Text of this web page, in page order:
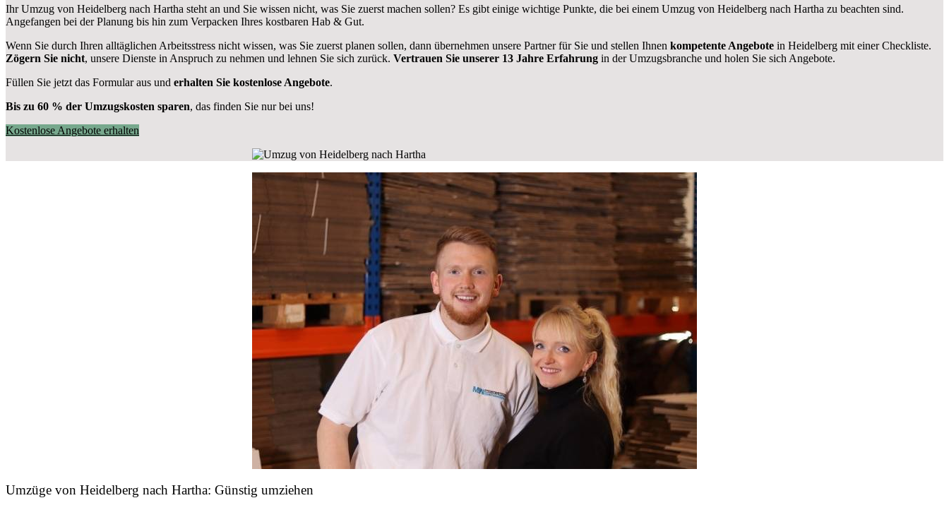
Ihr Umzug von Heidelberg nach Hartha steht an und Sie wissen nicht, was Sie zuerst machen sollen? Es gibt einige wichtige Punkte, die bei einem Umzug von Heidelberg nach Hartha zu beachten sind.
Angefangen bei der Planung bis hin zum Verpacken Ihres kostbaren Hab & Gut.
Wenn Sie durch Ihren alltäglichen Arbeitsstress nicht wissen, was Sie zuerst planen sollen, dann übernehmen unsere Partner für Sie und stellen Ihnen kompetente Angebote in Heidelberg mit einer Checkliste.
Zögern Sie nicht, unsere Dienste in Anspruch zu nehmen und lehnen Sie sich zurück. Vertrauen Sie unserer 13 Jahre Erfahrung in der Umzugsbranche und holen Sie sich Angebote.
Füllen Sie jetzt das Formular aus und erhalten Sie kostenlose Angebote.
Bis zu 60 % der Umzugskosten sparen, das finden Sie nur bei uns!
Kostenlose Angebote erhalten
Umzüge von Heidelberg nach Hartha: Günstig umziehen